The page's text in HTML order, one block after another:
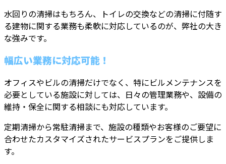
水回りの清掃はもちろん、トイレの交換などの清掃に付随す
る建物に関する業務も柔軟に対応しているのが、弊社の大き
な強みです。
幅広い業務に対応可能！
オフィスやビルの清掃だけでなく、特にビルメンテナンスを
必要としている施設に対しては、日々の管理業務や、設備の
維持・保全に関する相談にも対応しています。
定期清掃から常駐清掃まで、施設の種類やお客様のご要望に
合わせたカスタマイズされたサービスプランをご提供しま
す。